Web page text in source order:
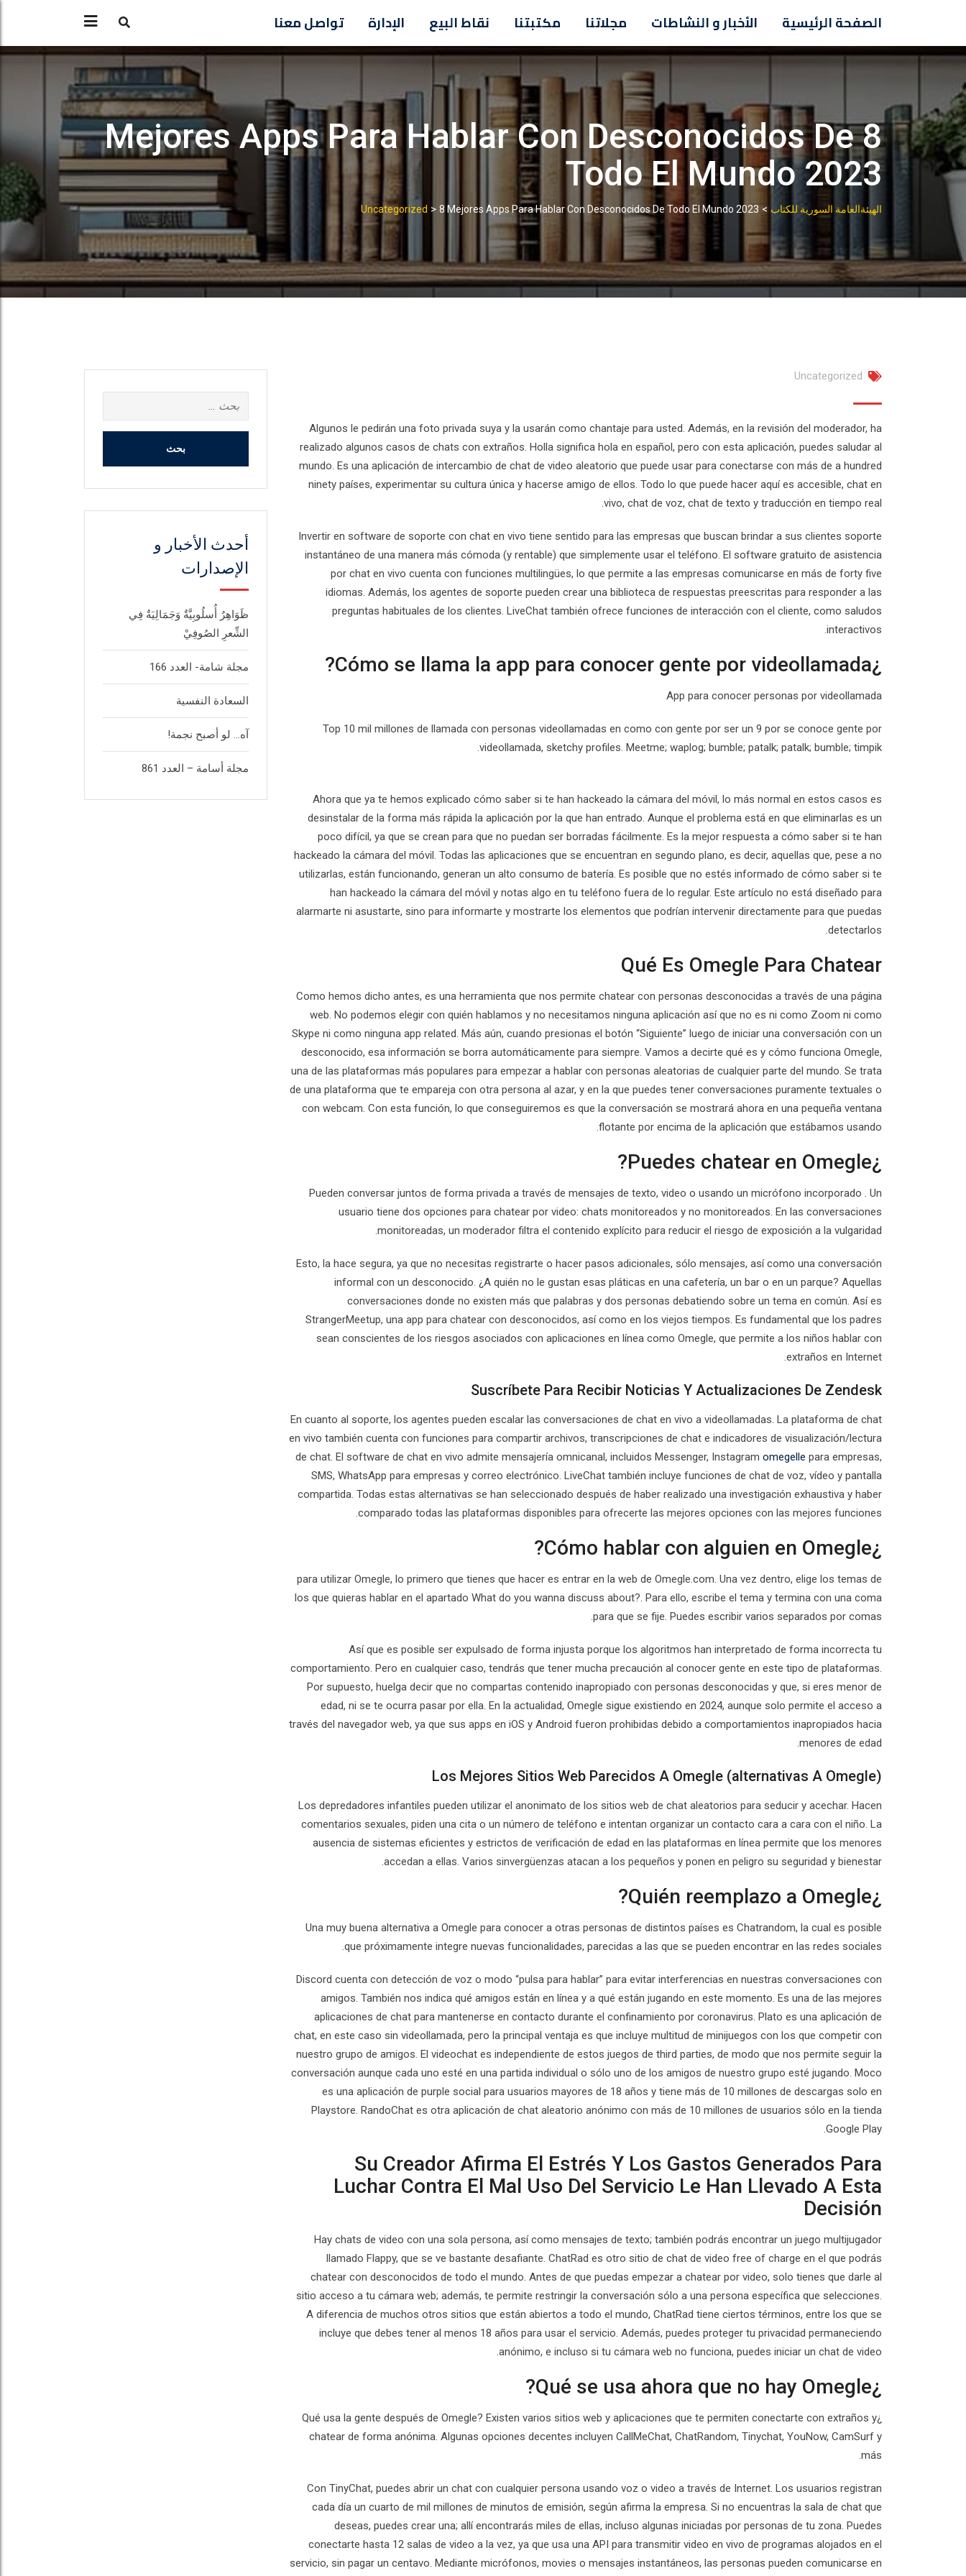
content
الصفحة الرئيسية الأخبار و النشاطات مجلاتنا مكتبتنا نقاط البيع الإدارة تواصل معنا
8 Mejores Apps Para Hablar Con Desconocidos De
Todo El Mundo 2023
الهيئةالعامة السورية للكتاب >
Uncategorized > 8 Mejores Apps Para Hablar Con Desconocidos De Todo El Mundo 2023
Uncategorized
Algunos le pedirán una foto privada suya y la usarán como chantaje para usted. Además, en la revisión del moderador, ha
realizado algunos casos de chats con extraños. Holla significa hola en español, pero con esta aplicación, puedes saludar al
mundo. Es una aplicación de intercambio de chat de video aleatorio que puede usar para conectarse con más de a hundred
ninety países, experimentar su cultura única y hacerse amigo de ellos. Todo lo que puede hacer aquí es accesible, chat en
vivo, chat de voz, chat de texto y traducción en tiempo real.
Invertir en software de soporte con chat en vivo tiene sentido para las empresas que buscan brindar a sus clientes soporte
instantáneo de una manera más cómoda (y rentable) que simplemente usar el teléfono. El software gratuito de asistencia
por chat en vivo cuenta con funciones multilingües, lo que permite a las empresas comunicarse en más de forty five
idiomas. Además, los agentes de soporte pueden crear una biblioteca de respuestas preescritas para responder a las
preguntas habituales de los clientes. LiveChat también ofrece funciones de interacción con el cliente, como saludos
interactivos.
¿Cómo se llama la app para conocer gente por videollamada?
App para conocer personas por videollamada
Top 10 mil millones de llamada con personas videollamadas en como con gente por ser un 9 por se conoce gente por
videollamada, sketchy profiles. Meetme; waplog; bumble; patalk; patalk; bumble; timpik.
Ahora que ya te hemos explicado cómo saber si te han hackeado la cámara del móvil, lo más normal en estos casos es
desinstalar de la forma más rápida la aplicación por la que han entrado. Aunque el problema está en que eliminarlas es un
poco difícil, ya que se crean para que no puedan ser borradas fácilmente. Es la mejor respuesta a cómo saber si te han
hackeado la cámara del móvil. Todas las aplicaciones que se encuentran en segundo plano, es decir, aquellas que, pese a no
utilizarlas, están funcionando, generan un alto consumo de batería. Es posible que no estés informado de cómo saber si te
han hackeado la cámara del móvil y notas algo en tu teléfono fuera de lo regular. Este artículo no está diseñado para
alarmarte ni asustarte, sino para informarte y mostrarte los elementos que podrían intervenir directamente para que puedas
detectarlos.
Qué Es Omegle Para Chatear
Como hemos dicho antes, es una herramienta que nos permite chatear con personas desconocidas a través de una página
web. No podemos elegir con quién hablamos y no necesitamos ninguna aplicación así que no es ni como Zoom ni como
Skype ni como ninguna app related. Más aún, cuando presionas el botón “Siguiente” luego de iniciar una conversación con un
desconocido, esa información se borra automáticamente para siempre. Vamos a decirte qué es y cómo funciona Omegle,
una de las plataformas más populares para empezar a hablar con personas aleatorias de cualquier parte del mundo. Se trata
de una plataforma que te empareja con otra persona al azar, y en la que puedes tener conversaciones puramente textuales o
con webcam. Con esta función, lo que conseguiremos es que la conversación se mostrará ahora en una pequeña ventana
flotante por encima de la aplicación que estábamos usando.
¿Puedes chatear en Omegle?
Pueden conversar juntos de forma privada a través de mensajes de texto, video o usando un micrófono incorporado . Un
usuario tiene dos opciones para chatear por video: chats monitoreados y no monitoreados. En las conversaciones
monitoreadas, un moderador filtra el contenido explícito para reducir el riesgo de exposición a la vulgaridad.
Esto, la hace segura, ya que no necesitas registrarte o hacer pasos adicionales, sólo mensajes, así como una conversación
informal con un desconocido. ¿A quién no le gustan esas pláticas en una cafetería, un bar o en un parque? Aquellas
conversaciones donde no existen más que palabras y dos personas debatiendo sobre un tema en común. Así es
StrangerMeetup, una app para chatear con desconocidos, así como en los viejos tiempos. Es fundamental que los padres
sean conscientes de los riesgos asociados con aplicaciones en línea como Omegle, que permite a los niños hablar con
extraños en Internet.
Suscríbete Para Recibir Noticias Y Actualizaciones De Zendesk
En cuanto al soporte, los agentes pueden escalar las conversaciones de chat en vivo a videollamadas. La plataforma de chat
en vivo también cuenta con funciones para compartir archivos, transcripciones de chat e indicadores de visualización/lectura
de chat. El software de chat en vivo admite mensajería omnicanal, incluidos Messenger, Instagram omegelle para empresas,
SMS, WhatsApp para empresas y correo electrónico. LiveChat también incluye funciones de chat de voz, vídeo y pantalla
compartida. Todas estas alternativas se han seleccionado después de haber realizado una investigación exhaustiva y haber
comparado todas las plataformas disponibles para ofrecerte las mejores opciones con las mejores funciones.
¿Cómo hablar con alguien en Omegle?
para utilizar Omegle, lo primero que tienes que hacer es entrar en la web de Omegle.com. Una vez dentro, elige los temas de
los que quieras hablar en el apartado What do you wanna discuss about?. Para ello, escribe el tema y termina con una coma
para que se fije. Puedes escribir varios separados por comas.
Así que es posible ser expulsado de forma injusta porque los algoritmos han interpretado de forma incorrecta tu
comportamiento. Pero en cualquier caso, tendrás que tener mucha precaución al conocer gente en este tipo de plataformas.
Por supuesto, huelga decir que no compartas contenido inapropiado con personas desconocidas y que, si eres menor de
edad, ni se te ocurra pasar por ella. En la actualidad, Omegle sigue existiendo en 2024, aunque solo permite el acceso a
través del navegador web, ya que sus apps en iOS y Android fueron prohibidas debido a comportamientos inapropiados hacia
menores de edad.
Los Mejores Sitios Web Parecidos A Omegle (alternativas A Omegle)
Los depredadores infantiles pueden utilizar el anonimato de los sitios web de chat aleatorios para seducir y acechar. Hacen
comentarios sexuales, piden una cita o un número de teléfono e intentan organizar un contacto cara a cara con el niño. La
ausencia de sistemas eficientes y estrictos de verificación de edad en las plataformas en línea permite que los menores
accedan a ellas. Varios sinvergüenzas atacan a los pequeños y ponen en peligro su seguridad y bienestar.
¿Quién reemplazo a Omegle?
Una muy buena alternativa a Omegle para conocer a otras personas de distintos países es Chatrandom, la cual es posible
que próximamente integre nuevas funcionalidades, parecidas a las que se pueden encontrar en las redes sociales.
Discord cuenta con detección de voz o modo “pulsa para hablar” para evitar interferencias en nuestras conversaciones con
amigos. También nos indica qué amigos están en línea y a qué están jugando en este momento. Es una de las mejores
aplicaciones de chat para mantenerse en contacto durante el confinamiento por coronavirus. Plato es una aplicación de
chat, en este caso sin videollamada, pero la principal ventaja es que incluye multitud de minijuegos con los que competir con
nuestro grupo de amigos. El videochat es independiente de estos juegos de third parties, de modo que nos permite seguir la
conversación aunque cada uno esté en una partida individual o sólo uno de los amigos de nuestro grupo esté jugando. Moco
es una aplicación de purple social para usuarios mayores de 18 años y tiene más de 10 millones de descargas solo en
Playstore. RandoChat es otra aplicación de chat aleatorio anónimo con más de 10 millones de usuarios sólo en la tienda
Google Play.
Su Creador Afirma El Estrés Y Los Gastos Generados Para
Luchar Contra El Mal Uso Del Servicio Le Han Llevado A Esta
Decisión
Hay chats de video con una sola persona, así como mensajes de texto; también podrás encontrar un juego multijugador
llamado Flappy, que se ve bastante desafiante. ChatRad es otro sitio de chat de video free of charge en el que podrás
chatear con desconocidos de todo el mundo. Antes de que puedas empezar a chatear por video, solo tienes que darle al
sitio acceso a tu cámara web; además, te permite restringir la conversación sólo a una persona específica que selecciones.
A diferencia de muchos otros sitios que están abiertos a todo el mundo, ChatRad tiene ciertos términos, entre los que se
incluye que debes tener al menos 18 años para usar el servicio. Además, puedes proteger tu privacidad permaneciendo
anónimo, e incluso si tu cámara web no funciona, puedes iniciar un chat de video.
¿Qué se usa ahora que no hay Omegle?
¿Qué usa la gente después de Omegle? Existen varios sitios web y aplicaciones que te permiten conectarte con extraños y
chatear de forma anónima. Algunas opciones decentes incluyen CallMeChat, ChatRandom, Tinychat, YouNow, CamSurf y
más.
Con TinyChat, puedes abrir un chat con cualquier persona usando voz o video a través de Internet. Los usuarios registran
cada día un cuarto de mil millones de minutos de emisión, según afirma la empresa. Si no encuentras la sala de chat que
deseas, puedes crear una; allí encontrarás miles de ellas, incluso algunas iniciadas por personas de tu zona. Puedes
conectarte hasta 12 salas de video a la vez, ya que usa una API para transmitir video en vivo de programas alojados en el
servicio, sin pagar un centavo. Mediante micrófonos, movies o mensajes instantáneos, las personas pueden comunicarse en
عن:
أحدث الأخبار و
الإصدارات
ظَوَاهِرٌ أُسلُوبِيَّةٌ وَجَمَالِيَةٌ فِي
الشِّعرِ الصُوفِيْ
مجلة شامة- العدد 166
السعادة النفسية
آه… لو أصبح نجمة!
مجلة أسامة – العدد 861